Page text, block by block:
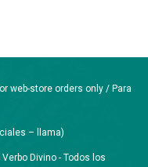
web-store orders only / Para
– llama)
Divino - Todos los